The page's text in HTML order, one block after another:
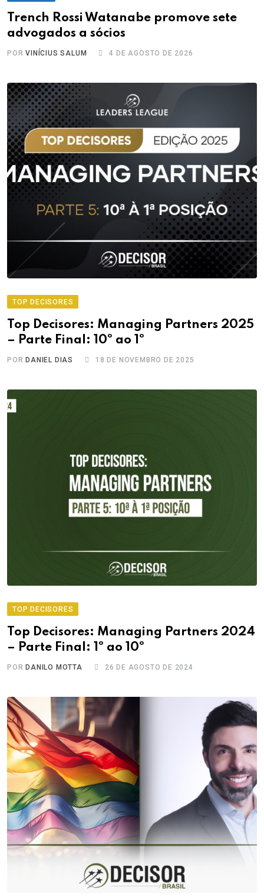
Trench Rossi Watanabe promove sete
advogados a sócios
PORVINÍCIUS SALUM 4 DE AGOSTO DE 2026
TOP DECISORES
Top Decisores: Managing Partners 2025
– Parte Final: 10º ao 1º
POR DANIEL DIAS 18 DE NOVEMBRO DE 2025
TOP DECISORES
Top Decisores: Managing Partners 2024
– Parte Final: 1º ao 10º
POR DANILO MOTTA 26 DE AGOSTO DE 2024